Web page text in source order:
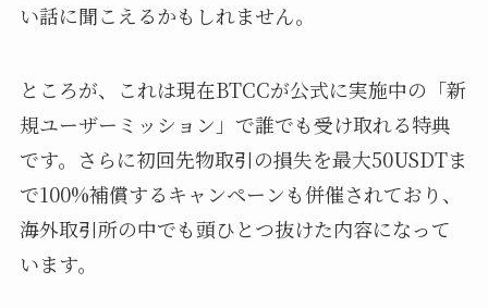
い話に聞こえるかもしれません。
ところが、これは現在BTCCが公式に実施中の「新
規ユーザーミッション」で誰でも受け取れる特典
です。さらに初回先物取引の損失を最大50USDTま
で100%補償するキャンペーンも併催されており、
海外取引所の中でも頭ひとつ抜けた内容になって
います。